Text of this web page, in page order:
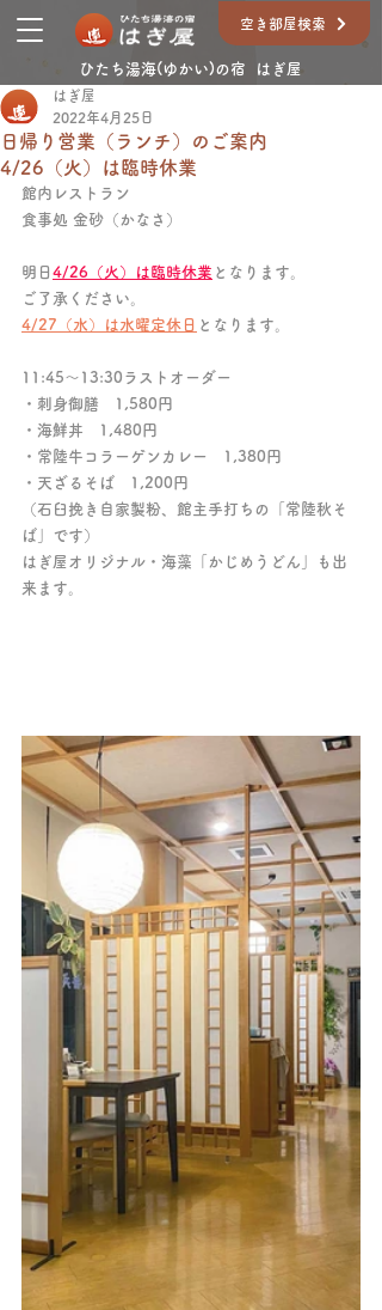
空き部屋検索
ひたち湯海(ゆかい)の宿 はぎ屋
日帰り営業（ランチ）のご案内
4/26（火）は臨時休業
はぎ屋
2022年4月25日
館内レストラン
食事処 金砂（かなさ）
明日 4/26（火）は臨時休業 となります。
ご了承ください。
4/27（水）は水曜定休日 となります。
11:45～13:30ラストオーダー
・刺身御膳　1,580円
・海鮮丼　1,480円
・常陸牛コラーゲンカレー　1,380円
・天ざるそば　1,200円
（石臼挽き自家製粉、館主手打ちの「常陸秋そ
ば」です）
はぎ屋オリジナル・海藻「かじめうどん」も出
来ます。